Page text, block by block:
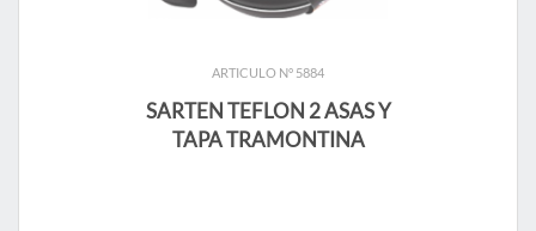
ARTICULO N° 5884
SARTEN TEFLON 2 ASAS Y
TAPA TRAMONTINA